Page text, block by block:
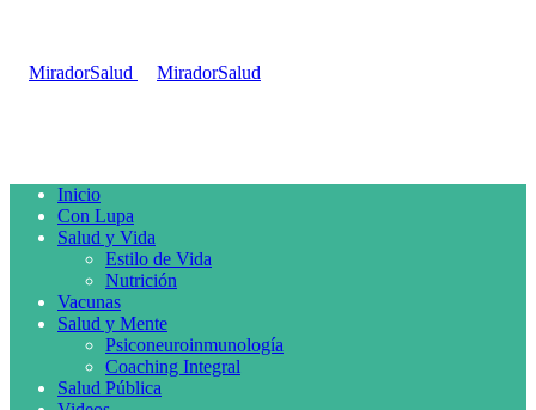
Inicio
Con Lupa
Salud y Vida
Estilo de Vida
Nutrición
Vacunas
Salud y Mente
Psiconeuroinmunología
Coaching Integral
Salud Pública